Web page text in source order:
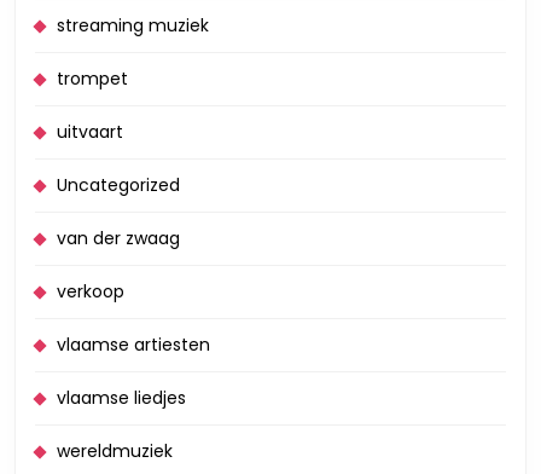
streaming muziek
trompet
uitvaart
Uncategorized
van der zwaag
verkoop
vlaamse artiesten
vlaamse liedjes
wereldmuziek